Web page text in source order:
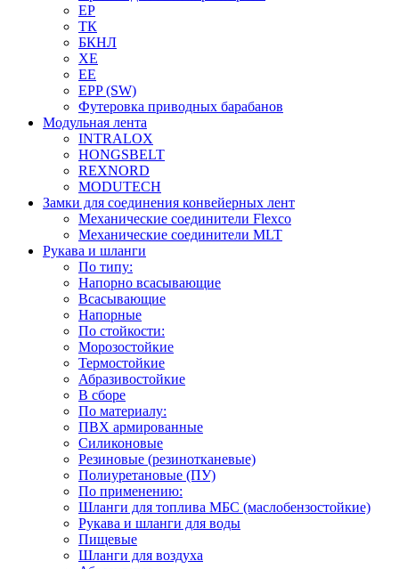
EP
ТК
БКНЛ
XE
EE
EPP (SW)
Футеровка приводных барабанов
Модульная лента
INTRALOX
HONGSBELT
REXNORD
MODUTECH
Замки для соединения конвейерных лент
Механические соединители Flexco
Механические соединители MLT
Рукава и шланги
По типу:
Напорно всасывающие
Всасывающие
Напорные
По стойкости:
Морозостойкие
Термостойкие
Абразивостойкие
В сборе
По материалу:
ПВХ армированные
Силиконовые
Резиновые (резинотканевые)
Полиуретановые (ПУ)
По применению:
Шланги для топлива МБС (маслобензостойкие)
Рукава и шланги для воды
Пищевые
Шланги для воздуха